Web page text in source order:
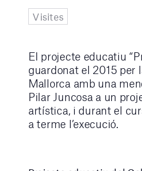
Visites
El projecte educatiu
guardonat el 2015 per
Mallorca amb una
Pilar Juncosa a un
artística, i durant el
a terme l’execució.